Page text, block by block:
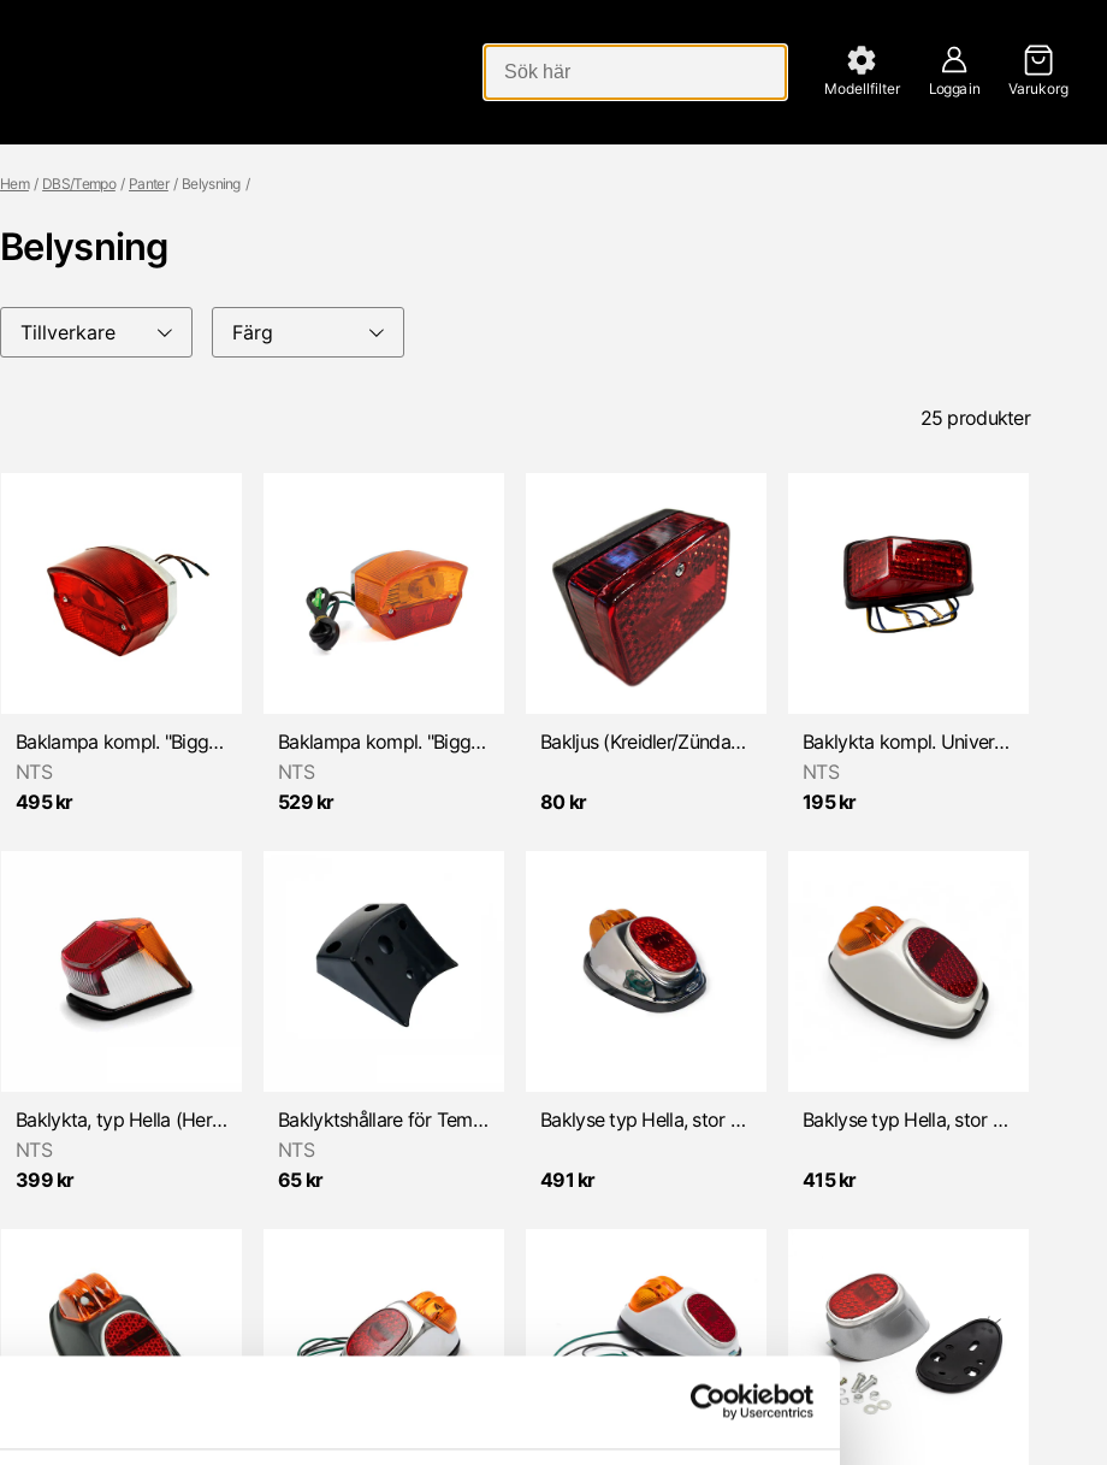
Modellfilter Logga in Varukorg
Hem DBS/Tempo Panter Belysning
Belysning
Tillverkare Färg
25 produkter
Baklampa kompl. "Bigger" Röd (Puch/MCB/Mustang mfl)
NTS
495 kr
Baklampa kompl. "Bigger" Röd/Orange (Puch/MCB/Mustang mfl)
NTS
529 kr
Bakljus (Kreidler/Zündapp/Universal)
80 kr
Baklykta kompl. Universal
NTS
195 kr
Baklykta, typ Hella (Hercules/Zündapp/Universal)
NTS
399 kr
Baklyktshållare för Tempo/DBS
NTS
65 kr
Baklyse typ Hella, stor - KROM
491 kr
Baklyse typ Hella, stor - VIT
415 kr